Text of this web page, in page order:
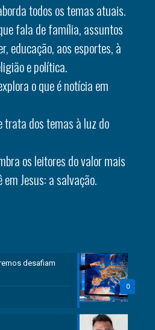
todos os temas atuais.
fala de família, assuntos
educação, aos esportes, à
e política.
o que é notícia em
trata dos temas à luz do
os leitores do valor mais
Jesus: a salvação.
0
desafiam